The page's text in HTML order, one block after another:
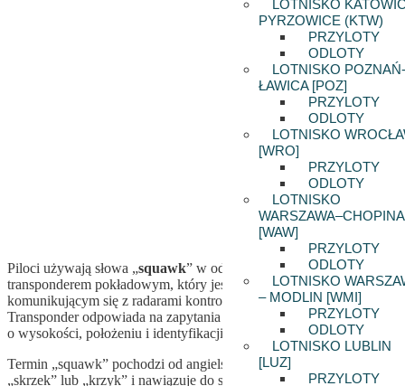
LOTNISKO
PYRZOWICE (KTW)
PRZYLOTY
ODLOTY
LOTNISKO POZNAŃ-
ŁAWICA [POZ]
PRZYLOTY
ODLOTY
LOTNISKO
[WRO]
PRZYLOTY
ODLOTY
LOTNISKO
WARSZAWA–CHOPINA
[WAW]
PRZYLOTY
ODLOTY
LOTNISKO
– MODLIN [WMI]
PRZYLOTY
ODLOTY
LOTNISKO LUBLIN
[LUZ]
PRZYLOTY
Piloci używają słowa „squawk” w odniesieniu do pracy z
transponderem pokładowym, który jest urządzeniem
komunikującym się z radarami kontroli ruchu lotniczego (ATC).
Transponder odpowiada na zapytania z radarów, podając informacje
o wysokości, położeniu i identyfikacji samolotu.
Termin „squawk” pochodzi od angielskiego słowa oznaczającego
„skrzek” lub „krzyk” i nawiązuje do sygnału wysyłanego przez